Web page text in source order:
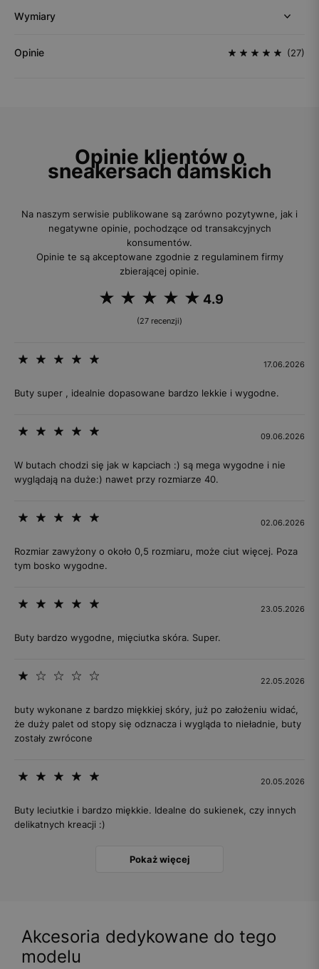
Wymiary
Opinie (27)
Opinie klientów o
sneakersach damskich
Na naszym serwisie publikowane są zarówno pozytywne, jak i
negatywne opinie, pochodzące od transakcyjnych
konsumentów.
Opinie te są akceptowane zgodnie z regulaminem firmy
zbierającej opinie.
4.9
(27 recenzji)
17.06.2026
Buty super , idealnie dopasowane bardzo lekkie i wygodne.
09.06.2026
W butach chodzi się jak w kapciach :) są mega wygodne i nie
wyglądają na duże:) nawet przy rozmiarze 40.
02.06.2026
Rozmiar zawyżony o około 0,5 rozmiaru, może ciut więcej. Poza
tym bosko wygodne.
23.05.2026
Buty bardzo wygodne, mięciutka skóra. Super.
22.05.2026
buty wykonane z bardzo miękkiej skóry, już po założeniu widać,
że duży palet od stopy się odznacza i wygląda to nieładnie, buty
zostały zwrócone
20.05.2026
Buty leciutkie i bardzo miękkie. Idealne do sukienek, czy innych
delikatnych kreacji :)
Pokaż więcej
Akcesoria dedykowane do tego
modelu